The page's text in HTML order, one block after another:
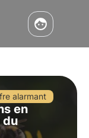
alarmant
en
du